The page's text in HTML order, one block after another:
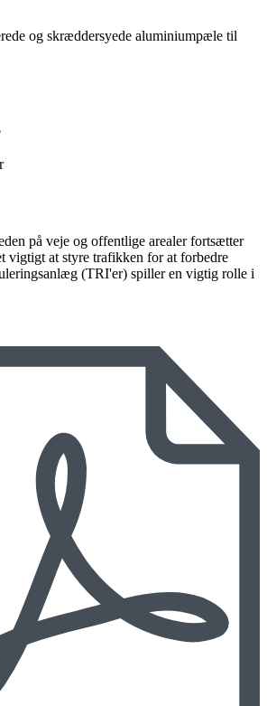
og skræddersyede aluminiumpæle til
på veje og offentlige arealer fortsætter
vigtigt at styre trafikken for at forbedre
(TRI'er) spiller en vigtig rolle i